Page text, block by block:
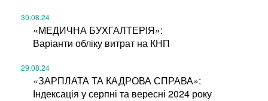
30.08.24
«МЕДИЧНА БУХГАЛТЕРІЯ»:
Варіанти обліку витрат на КНП
29.08.24
«ЗАРПЛАТА ТА КАДРОВА СПРАВА»:
Індексація у серпні та вересні 2024 року